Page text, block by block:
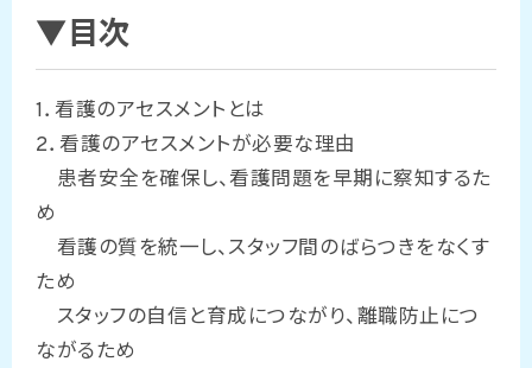
▼目次
1．看護のアセスメントとは
2．看護のアセスメントが必要な理由
患者安全を確保し、看護問題を早期に察知するた
め
看護の質を統一し、スタッフ間のばらつきをなくす
ため
スタッフの自信と育成につながり、離職防止につ
ながるため